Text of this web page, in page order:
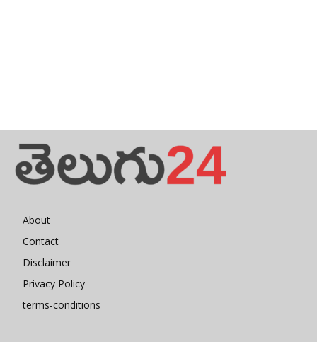
About
Contact
Disclaimer
Privacy Policy
terms-conditions